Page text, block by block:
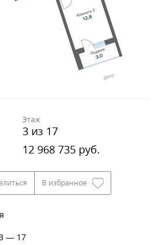
Этаж
3 из 17
12 968 735 руб.
В избранное
— 17